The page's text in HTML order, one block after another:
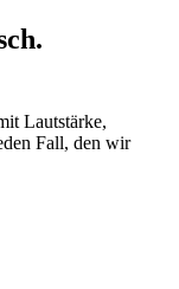
Lautstärke,
Fall, den wir